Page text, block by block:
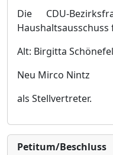
Die CDU-
Haushaltsausschuss
Alt: Birgitta Schö
Neu Mirco Nintz
als Stellvertreter.
Petitum/Beschluss